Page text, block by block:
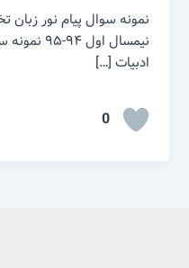
نمونه سوال پیام نور
نیمسال
ادبیات […]
0